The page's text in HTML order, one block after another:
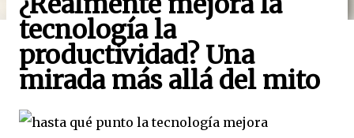
tecnología la
productividad? Una
mirada más allá del mito